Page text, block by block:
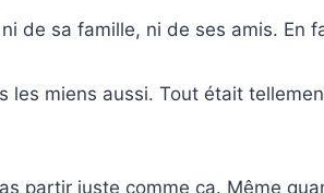
de sa famille, ni de ses amis. En
les miens aussi. Tout était
partir juste comme ça. Même